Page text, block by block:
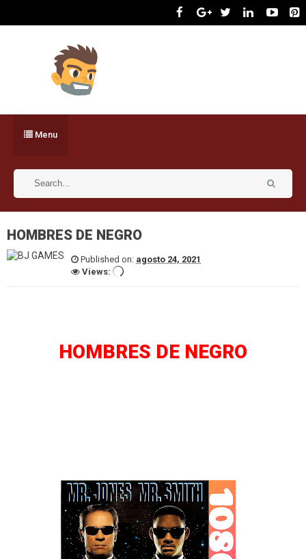
Menu
HOMBRES DE NEGRO
Published on: agosto 24, 2021
Views:
HOMBRES DE NEGRO